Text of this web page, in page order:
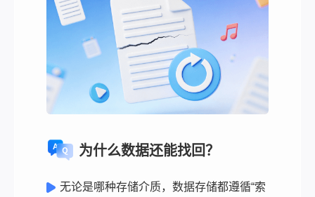
为什么数据还能找回？
无论是哪种存储介质，数据存储都遵循“索